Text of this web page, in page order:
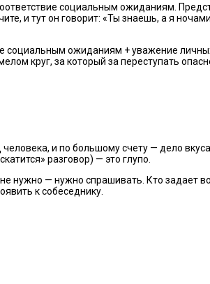
социальным ожиданиям.
и тут он говорит: «Ты знаешь, а я
социальным ожиданиям + уважение
круг, за который за переступать
и по большому счету — дело
разговор) — это глупо.
нужно — нужно спрашивать. Кто задает
к собеседнику.